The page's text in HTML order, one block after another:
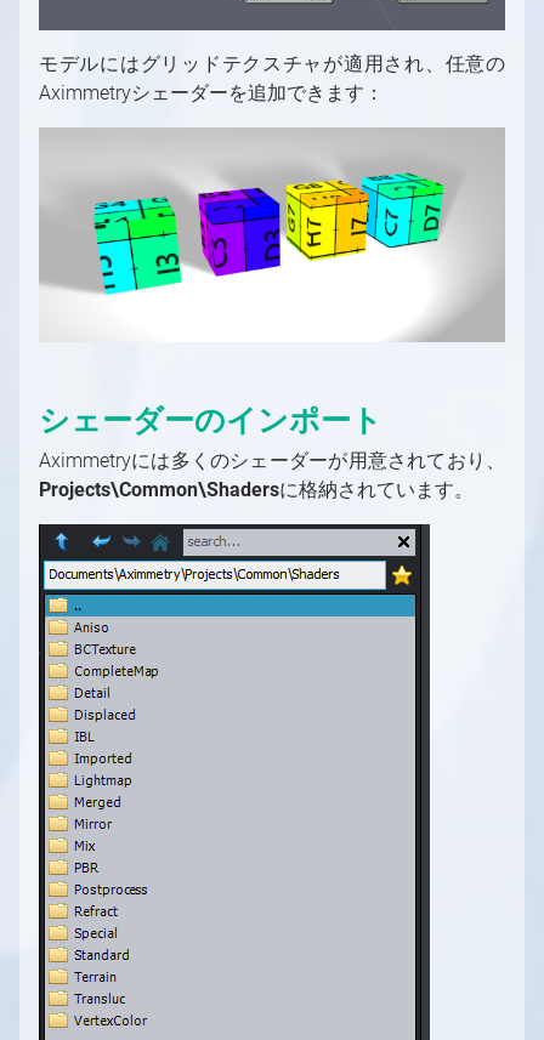
モデルにはグリッドテクスチャが適用され、任意の
Aximmetryシェーダーを追加できます：
シェーダーのインポート
Aximmetryには多くのシェーダーが用意されており、
Projects\Common\Shadersに格納されています。